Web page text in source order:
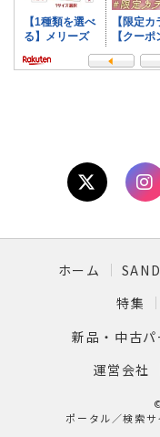
ホーム
特集
新品・中古
運営会社
ポータル／検索サ